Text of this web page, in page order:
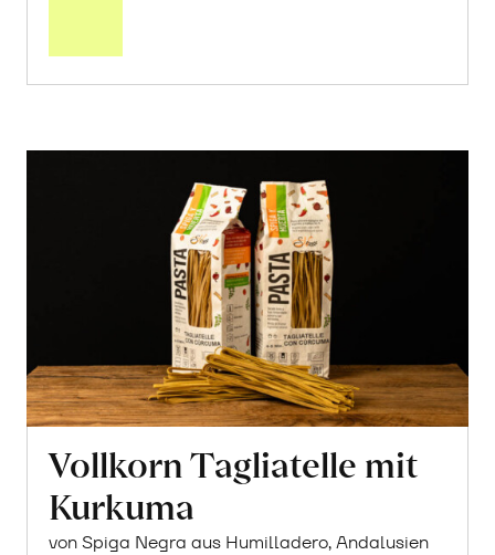
Vollkorn Tagliatelle mit
Kurkuma
von Spiga Negra aus Humilladero, Andalusien